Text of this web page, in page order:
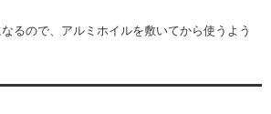
るので、アルミホイルを敷いてから使うよう